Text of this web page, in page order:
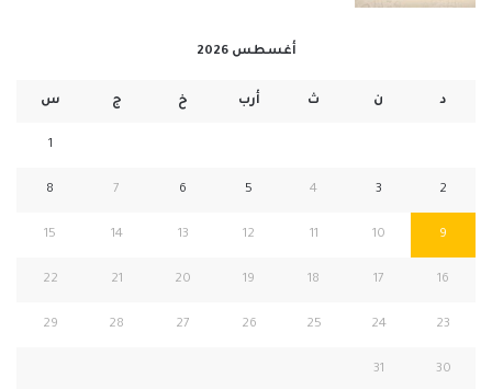
أغسطس 2026
د ن ث أرب خ ج س
1
2
3
4
5
6
7
8
9
10
11
12
13
14
15
16
17
18
19
20
21
22
23
24
25
26
27
28
29
30
31